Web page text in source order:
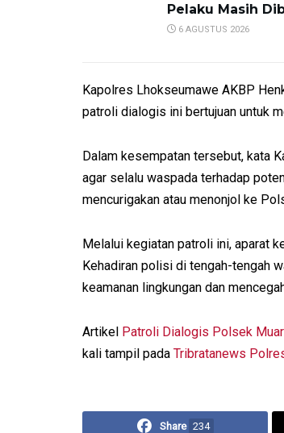
Pelaku Masih
6 AGUSTUS 2026
Kapolres Lhokseumawe AKBP
patroli dialogis ini bertujuan untuk
Dalam kesempatan tersebut, kata
agar selalu waspada terhadap
mencurigakan atau menonjol ke
Melalui kegiatan patroli ini, aparat
Kehadiran polisi di tengah-tengah
keamanan lingkungan dan
Artikel Patroli Dialogis Polsek
kali tampil pada Tribratanews
Share 234